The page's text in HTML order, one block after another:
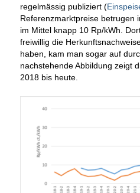
regelmässig publiziert (
Referenzmarktpreise betrugen
im Mittel knapp 10 Rp/kWh.
freiwillig die
haben, kam man sogar auf
nachstehende Abbildung zeigt
2018 bis heute.